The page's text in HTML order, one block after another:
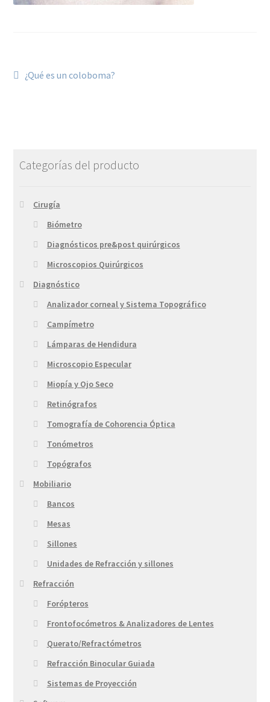
¿Qué es un coloboma?
Categorías del producto
Cirugía
Biómetro
Diagnósticos pre&post quirúrgicos
Microscopios Quirúrgicos
Diagnóstico
Analizador corneal y Sistema Topográfico
Campímetro
Lámparas de Hendidura
Microscopio Especular
Miopía y Ojo Seco
Retinógrafos
Tomografía de Cohorencia Óptica
Tonómetros
Topógrafos
Mobiliario
Bancos
Mesas
Sillones
Unidades de Refracción y sillones
Refracción
Forópteros
Frontofocómetros & Analizadores de Lentes
Querato/Refractómetros
Refracción Binocular Guiada
Sistemas de Proyección